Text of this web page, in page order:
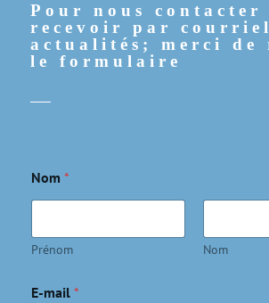
Pour nous contacter
recevoir par
actualités; merci de
le formulaire
o
m
e
n
i
Nom *
Prénom Nom
E-mail *